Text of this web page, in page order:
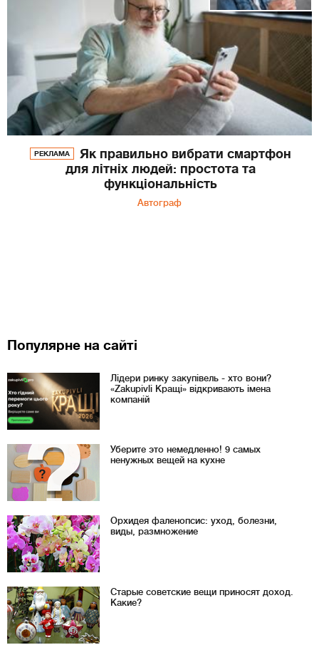
РЕКЛАМА
Як правильно вибрати смартфон
для літніх людей: простота та
функціональність
Автограф
Популярне на сайті
Лідери ринку закупівель - хто вони?
«Zakupivli Кращі» відкривають імена
компаній
Уберите это немедленно! 9 самых
ненужных вещей на кухне
Орхидея фаленопсис: уход, болезни,
виды, размножение
Старые советские вещи приносят доход.
Какие?